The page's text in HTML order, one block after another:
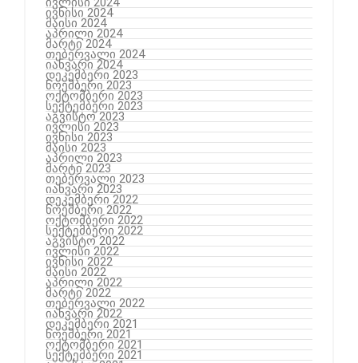
ივნისი 2024
მაისი 2024
აპრილი 2024
მარტი 2024
თებერვალი 2024
იანვარი 2024
დეკემბერი 2023
ნოემბერი 2023
ოქტომბერი 2023
სექტემბერი 2023
აგვისტო 2023
ივლისი 2023
ივნისი 2023
მაისი 2023
აპრილი 2023
მარტი 2023
თებერვალი 2023
იანვარი 2023
დეკემბერი 2022
ნოემბერი 2022
ოქტომბერი 2022
სექტემბერი 2022
აგვისტო 2022
ივლისი 2022
ივნისი 2022
მაისი 2022
აპრილი 2022
მარტი 2022
თებერვალი 2022
იანვარი 2022
დეკემბერი 2021
ნოემბერი 2021
ოქტომბერი 2021
სექტემბერი 2021